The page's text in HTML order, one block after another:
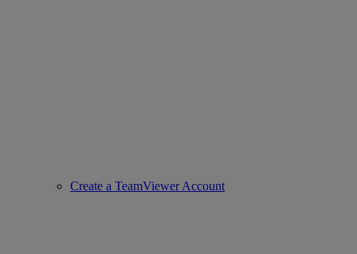
Create a TeamViewer Account